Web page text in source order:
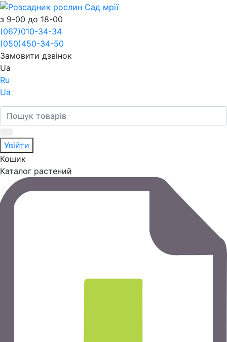
з 9-00 до 18-00
(067)010-34-34
(050)450-34-50
Замовити дзвінок
Ua
Ru
Ua
Увійти
Кошик
Каталог растений